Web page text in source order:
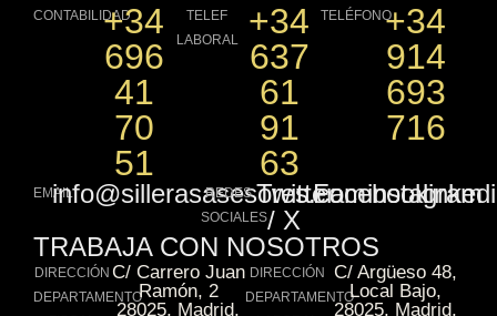
CONTABILIDAD+34
696
41
70
51
TELEF
LABORAL
+34
637
61
91
63
TELÉFONO+34
914
693
716
EMAILinfo@sillerasasesores.com
REDES
SOCIALES
Twitter
/ X
Facebook
instagram
TRABAJA CON NOSOTROS
DIRECCIÓN
DEPARTAMENTO
C/ Carrero Juan
Ramón, 2
28025, Madrid,
DIRECCIÓN
DEPARTAMENTO
C/ Argüeso 48,
Local Bajo,
28025, Madrid,